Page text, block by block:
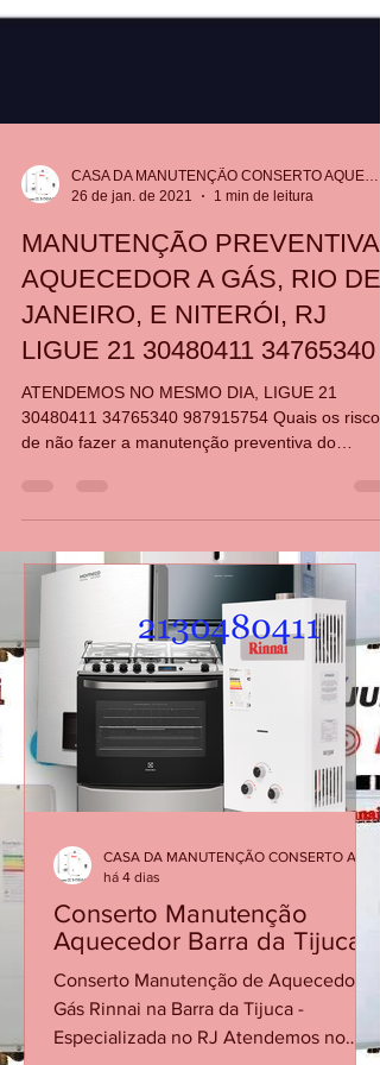
26 de jan. de 2021
1 min de leitura
MANUTENÇÃO PREVENTIVA
AQUECEDOR A GÁS, RIO DE
JANEIRO, E NITERÓI, RJ
LIGUE 21 30480411 34765340
ATENDEMOS NO MESMO DIA, LIGUE 21
aquecedor? A não...
Aquecedor Barra da Tijuca
Conserto Manutenção de Aquecedor a
há 4 dias